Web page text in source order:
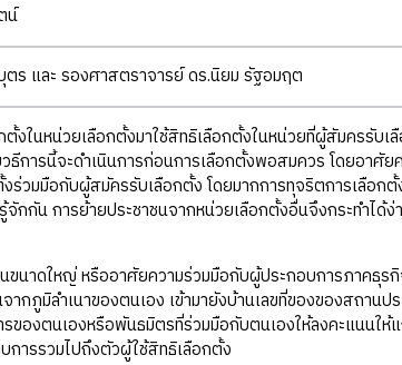
น์
ร และ รองศาสตราจารย์ ดร.นิยม รัฐอมฤต
ในหน่วยเลือกตั้งมาใช้สิทธิเลือกตั้งในหน่วยที่ผู้สัมครรับเ
การนี้จะดำเนินการก่อนการเลือกตั้งพอสมควร โดยอาศัย
ร่วมมือกับผู้สมัครรับเลือกตั้ง โดยมากการทุจริตการเลือก
กกัน การย้ายประชาชนจากหน่วยเลือกตั้งอื่นจึงกระทำได้ง่
าดใหญ่ หรืออาศัยความร่วมมือกับผู้ประกอบการภาคธุรกิ
กภูมิลำเนาของตนเอง เข้ามายังบ้านเลขที่ของของสถานป
องตนเองหรือพันธมิตรที่ร่วมมือกับตนเองให้ลงคะแนนใ
ารรวมไปถึงตัวผู้ใช้สิทธิเลือกตั้ง